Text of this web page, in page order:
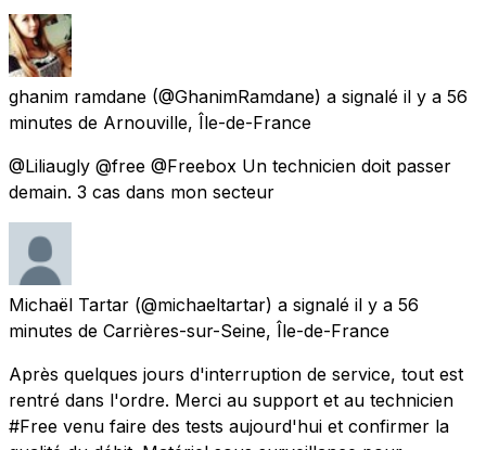
ghanim ramdane (@GhanimRamdane) a signalé il y a 56
minutes de Arnouville, Île-de-France
@Liliaugly @free @Freebox Un technicien doit passer
demain. 3 cas dans mon secteur
Michaël Tartar (@michaeltartar) a signalé il y a 56
minutes de Carrières-sur-Seine, Île-de-France
Après quelques jours d'interruption de service, tout est
rentré dans l'ordre. Merci au support et au technicien
#Free venu faire des tests aujourd'hui et confirmer la